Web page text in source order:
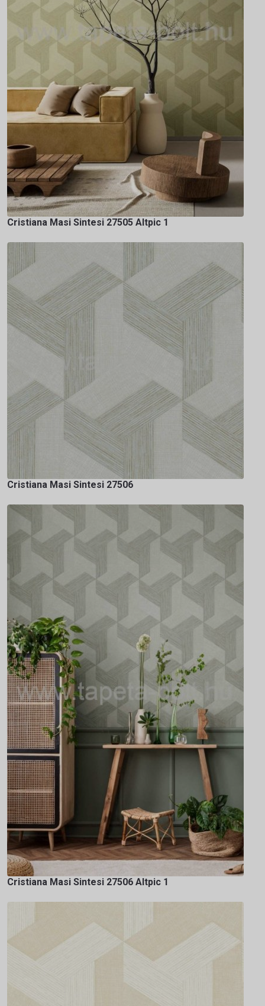
Cristiana Masi Sintesi 27505 Altpic 1
Cristiana Masi Sintesi 27506
Cristiana Masi Sintesi 27506 Altpic 1